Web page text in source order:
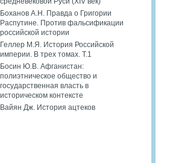
Боханов А.Н. Правда о Григории
Распутине. Против фальсификации
российской истории
Геллер М.Я. История Российской
империи. В трех томах. Т.1
Босин Ю.В. Афганистан:
полиэтническое общество и
государственная власть в
историческом контексте
Вайян Дж. История ацтеков